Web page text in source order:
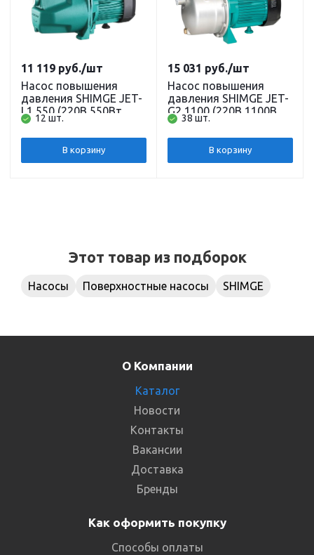
Насос повышения
давления SHIMGE JET-
L1 550 (220В,550Вт,
V4000л/ч, нап41,всас9)
кабель 1,3 м.
12 шт.
11 119 руб./шт
В корзину
Насос повышения
давления SHIMGE JET-
G2 1100 (220В,1100Вт,
V5000л/ч, нап48,всас9)
кабель 1,3 м.
38 шт.
15 031 руб./шт
В корзину
Этот товар из подборок
Насосы Поверхностные насосы SHIMGE
О Компании
Каталог
Новости
Контакты
Вакансии
Доставка
Бренды
Как оформить покупку
Способы оплаты